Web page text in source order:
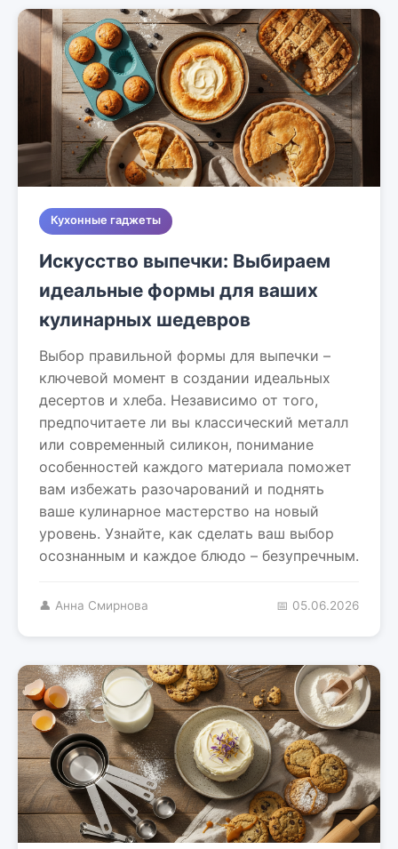
Кухонные гаджеты
Искусство выпечки: Выбираем
идеальные формы для ваших
кулинарных шедевров
Выбор правильной формы для выпечки –
ключевой момент в создании идеальных
десертов и хлеба. Независимо от того,
предпочитаете ли вы классический металл
или современный силикон, понимание
особенностей каждого материала поможет
вам избежать разочарований и поднять
ваше кулинарное мастерство на новый
уровень. Узнайте, как сделать ваш выбор
осознанным и каждое блюдо – безупречным.
👤 Анна Смирнова 📅 05.06.2026